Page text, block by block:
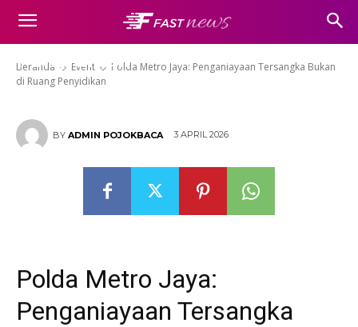
Beranda Event
Polda Metro Jaya: Penganiayaan Tersangka Bukan
di Ruang Penyidikan
Polda Metro Jaya: Penganiayaan
Tersangka Bukan di Ruang
Penyidikan
BY ADMIN POJOKBACA 3 APRIL 2026
Polda Metro Jaya:
Penganiayaan Tersangka